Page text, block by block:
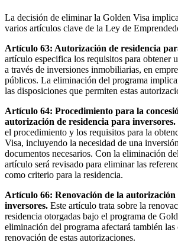
La decisión de eliminar la Golden Visa
varios artículos clave de la Ley de
Artículo 63: Autorización de residencia
artículo especifica los requisitos para obtener
a través de inversiones inmobiliarias, en
públicos. La eliminación del programa
las disposiciones que permiten estas
Artículo 64: Procedimiento para la
autorización de residencia para inversores.
el procedimiento y los requisitos para la
Visa, incluyendo la necesidad de una
documentos necesarios. Con la eliminación
artículo será revisado para eliminar las
como criterio para la residencia.
Artículo 66: Renovación de la autorización
inversores. Este artículo trata sobre la
residencia otorgadas bajo el programa de
eliminación del programa afectará también las
renovación de estas autorizaciones.